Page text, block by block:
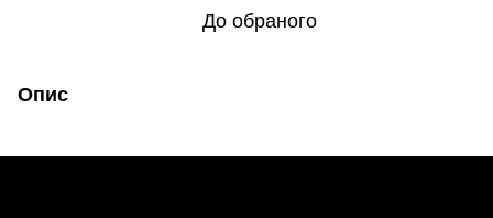
До обраного
Опис